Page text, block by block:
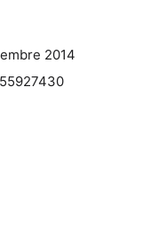
2014